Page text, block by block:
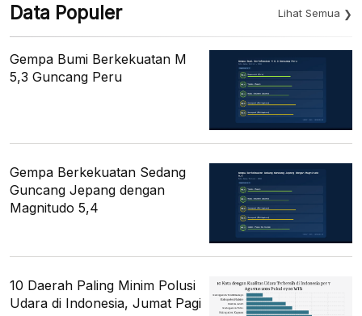
Data Populer Lihat Semua
Gempa Bumi Berkekuatan M
5,3 Guncang Peru
Gempa Berkekuatan Sedang
Guncang Jepang dengan
Magnitudo 5,4
10 Daerah Paling Minim Polusi
Udara di Indonesia, Jumat Pagi